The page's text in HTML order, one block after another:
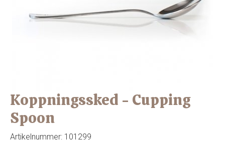
Koppningssked - Cupping
Spoon
Artikelnummer: 101299